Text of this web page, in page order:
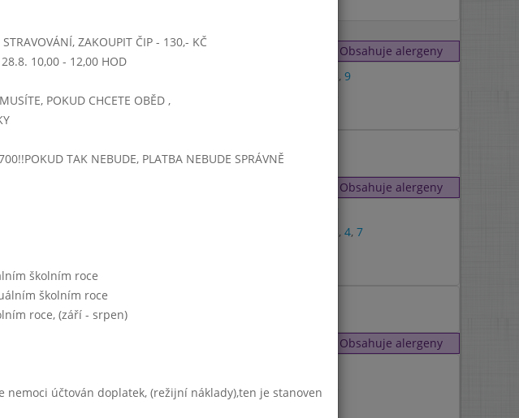
Obsahuje alergeny
, 9
Obsahuje alergeny
, 4, 7
mléko,čaj
Obsahuje alergeny
1
ZAKOUPIT ČIP - 130,- KČ
10,00 - 12,00 HOD
POKUD CHCETE OBĚD ,
TAK NEBUDE, PLATBA NEBUDE SPRÁVNĚ
školním roce
školním roce
roce, (září - srpen)
účtován doplatek, (režijní náklady),ten je stanoven